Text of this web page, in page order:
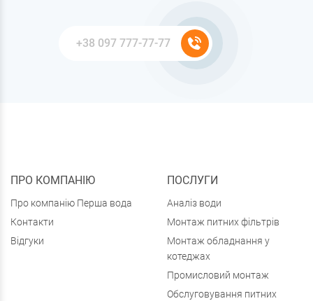
ПРО КОМПАНІЮ
Про компанію Перша вода
Контакти
Відгуки
ПОСЛУГИ
Аналіз води
Монтаж питних фільтрів
Монтаж обладнання у
котеджах
Промисловий монтаж
Обслуговування питних